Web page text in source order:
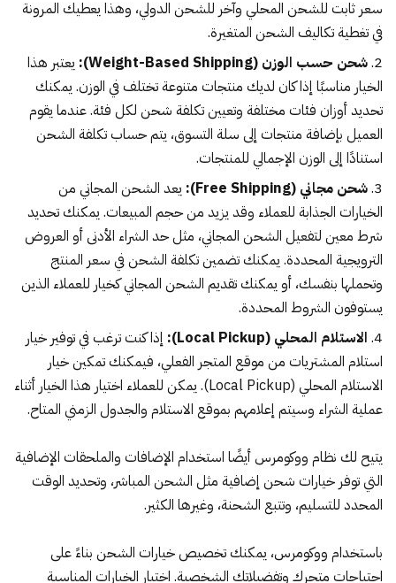
سعر ثابت للشحن المحلي وآخر للشحن الدولي، وهذا يعطيك المرونة
في تغطية تكاليف الشحن المتغيرة.
شحن حسب الوزن (Weight-Based Shipping):
يعتبر هذا
الخيار مناسبًا إذا كان لديك منتجات متنوعة تختلف في الوزن. يمكنك
تحديد أوزان فئات مختلفة وتعيين تكلفة شحن لكل فئة. عندما يقوم
العميل بإضافة منتجات إلى سلة التسوق، يتم حساب تكلفة الشحن
استنادًا إلى الوزن الإجمالي للمنتجات.
شحن مجاني (Free Shipping):
يعد الشحن المجاني من
الخيارات الجذابة للعملاء وقد يزيد من حجم المبيعات. يمكنك تحديد
شرط معين لتفعيل الشحن المجاني، مثل حد الشراء الأدنى أو العروض
الترويجية المحددة. يمكنك تضمين تكلفة الشحن في سعر المنتج
وتحملها بنفسك، أو يمكنك تقديم الشحن المجاني كخيار للعملاء الذين
يستوفون الشروط المحددة.
الاستلام المحلي (Local Pickup):
إذا كنت ترغب في توفير خيار
استلام المشتريات من موقع المتجر الفعلي، فيمكنك تمكين خيار
الاستلام المحلي (Local Pickup). يمكن للعملاء اختيار هذا الخيار أثناء
عملية الشراء وسيتم إعلامهم بموقع الاستلام والجدول الزمني المتاح.
يتيح لك نظام ووكومرس أيضًا استخدام الإضافات والملحقات الإضافية
التي توفر خيارات شحن إضافية مثل الشحن المباشر، وتحديد الوقت
المحدد للتسليم، وتتبع الشحنة، وغيرها الكثير.
باستخدام ووكومرس، يمكنك تخصيص خيارات الشحن بناءً على
احتياجات متجرك وتفضيلاتك الشخصية. اختيار الخيارات المناسبة